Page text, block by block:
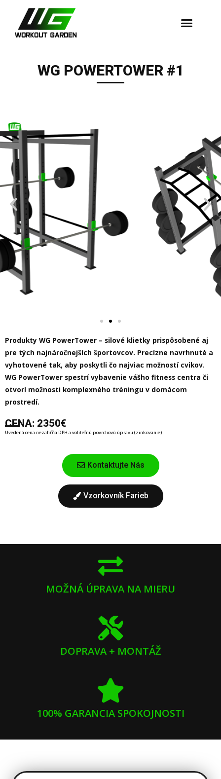
WG POWERTOWER #1
Produkty WG PowerTower – silové klietky prispôsobené aj
pre tých najnáročnejších športovcov. Precízne navrhnuté a
vyhotovené tak, aby poskytli čo najviac možností cvikov.
WG PowerTower spestrí vybavenie vášho fitness centra či
otvorí možnosti komplexného tréningu v domácom
prostredí.
CENA: 2350€
Uvedená cena nezahŕňa DPH a voliteľnú povrchovú úpravu (zinkovanie)
Kontaktujte Nás
Vzorkovník Farieb
MOŽNÁ ÚPRAVA NA MIERU
DOPRAVA + MONTÁŽ
100% GARANCIA SPOKOJNOSTI